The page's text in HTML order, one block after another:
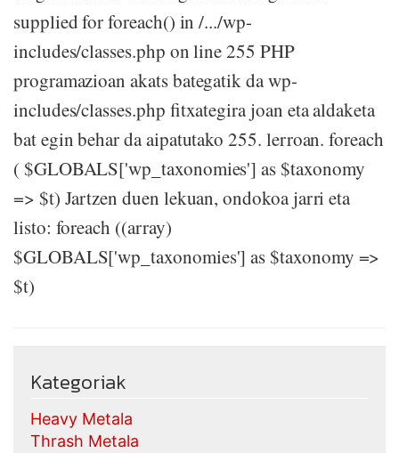
supplied for foreach() in /.../wp-
includes/classes.php on line 255 PHP
programazioan akats bategatik da wp-
includes/classes.php fitxategira joan eta aldaketa
bat egin behar da aipatutako 255. lerroan. foreach
( $GLOBALS['wp_taxonomies'] as $taxonomy
=> $t) Jartzen duen lekuan, ondokoa jarri eta
listo: foreach ((array)
$GLOBALS['wp_taxonomies'] as $taxonomy =>
$t)
Kategoriak
Heavy Metala
Thrash Metala